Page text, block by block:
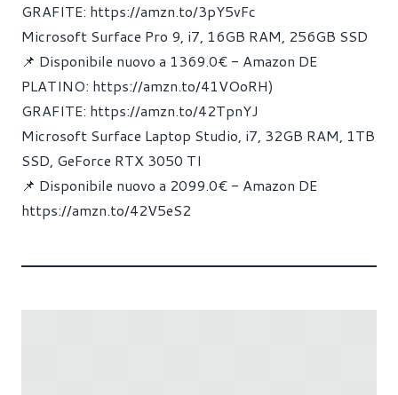
GRAFITE: https://amzn.to/3pY5vFc
Microsoft Surface Pro 9, i7, 16GB RAM, 256GB SSD
📌 Disponibile nuovo a 1369.0€ - Amazon DE
PLATINO: https://amzn.to/41VOoRH)
GRAFITE: https://amzn.to/42TpnYJ
Microsoft Surface Laptop Studio, i7, 32GB RAM, 1TB
SSD, GeForce RTX 3050 TI
📌 Disponibile nuovo a 2099.0€ - Amazon DE
https://amzn.to/42V5eS2